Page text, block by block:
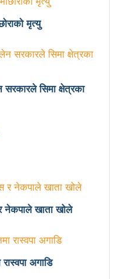
: पुरुषतर्फ वडा नं. ५ र
for sister cities
was successfully
मृत्यु
दर्ता फारम खुल्यो
मृत्यु
चीनको उत्कट चाहना
गर्नुपर्नेमा वक्ताहरुको
मृत्यु
सिमा क्षेत्रका
र नेकपाले खाता खोले
अगाडि